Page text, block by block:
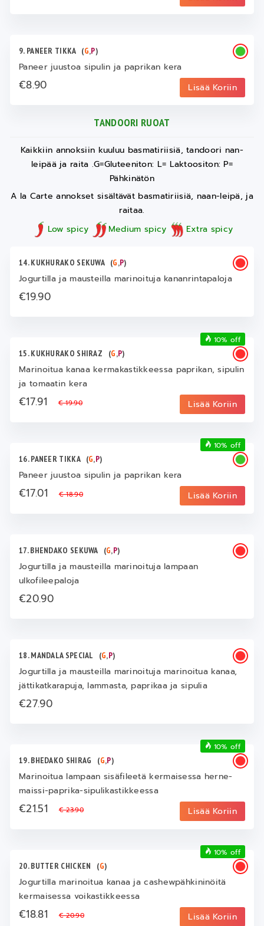
9. PANEER TIKKA (G,P)
Paneer juustoa sipulin ja paprikan kera
€8.90 Lisää Koriin
TANDOORI RUOAT
Kaikkiin annoksiin kuuluu basmatiriisiä, tandoori nan-
leipää ja raita .G=Gluteeniton: L= Laktoositon: P=
Pähkinätön
A la Carte annokset sisältävät basmatiriisiä, naan-leipä, ja
raitaa.
Low spicy
Medium spicy Extra spicy
14. KUKHURAKO SEKUWA (G,P)
Jogurtilla ja mausteilla marinoituja kananrintapaloja
€19.90
15. KUKHURAKO SHIRAZ (G,P)
Marinoitua kanaa kermakastikkeessa paprikan, sipulin
ja tomaatin kera
€17.91€ 19.90 Lisää Koriin
10% off
16. PANEER TIKKA (G,P)
Paneer juustoa sipulin ja paprikan kera
€17.01€ 18.90 Lisää Koriin
10% off
17. BHENDAKO SEKUWA (G,P)
Jogurtilla ja mausteilla marinoituja lampaan
ulkofileepaloja
€20.90
18. MANDALA SPECIAL (G,P)
Jogurtilla ja mausteilla marinoituja marinoitua kanaa,
jättikatkarapuja, lammasta, paprikaa ja sipulia
€27.90
19. BHEDAKO SHIRAG (G,P)
Marinoitua lampaan sisäfileetä kermaisessa herne-
maissi-paprika-sipulikastikkeessa
€21.51€ 23.90 Lisää Koriin
10% off
20. BUTTER CHICKEN (G)
Jogurtilla marinoitua kanaa ja cashewpähkininöitä
kermaisessa voikastikkeessa
€18.81€ 20.90 Lisää Koriin
10% off